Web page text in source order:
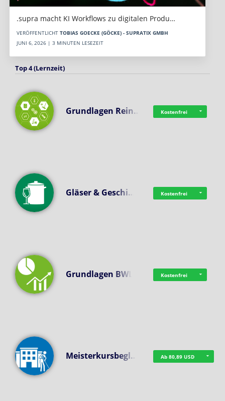
.supra macht KI Workflows zu digitalen Produ…
VERÖFFENTLICHT TOBIAS GOECKE (GÖCKE) - SUPRATIX GMBH
JUNI 6, 2026 | 3 MINUTEN LESEZEIT
Top 4 (Lernzeit)
Grundlagen Rein… Kostenfrei
Gläser & Geschi… Kostenfrei
Grundlagen BWL Kostenfrei
Meisterkursbegl… Ab 80,89 USD